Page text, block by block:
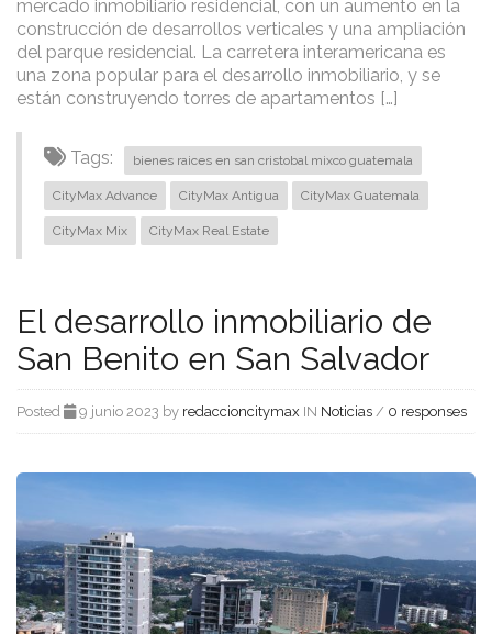
mercado inmobiliario residencial, con un aumento en la
construcción de desarrollos verticales y una ampliación
del parque residencial. La carretera interamericana es
una zona popular para el desarrollo inmobiliario, y se
están construyendo torres de apartamentos […]
Tags: bienes raices en san cristobal mixco guatemala
CityMax Advance CityMax Antigua CityMax Guatemala
CityMax Mix CityMax Real Estate
El desarrollo inmobiliario de
San Benito en San Salvador
Posted 9 junio 2023 by redaccioncitymax IN Noticias / 0 responses